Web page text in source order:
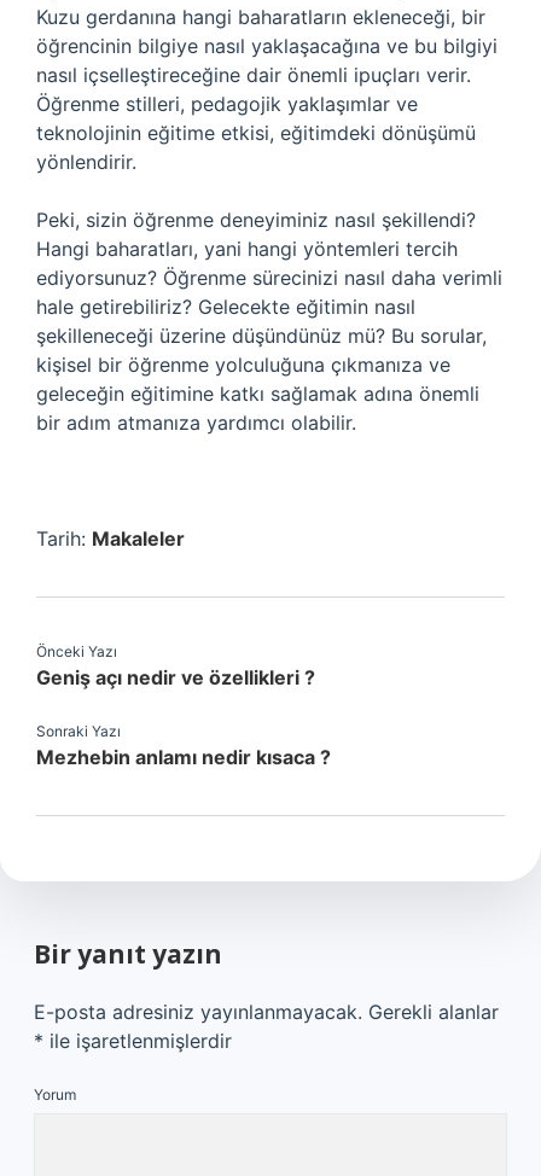
Kuzu gerdanına hangi baharatların ekleneceği, bir
öğrencinin bilgiye nasıl yaklaşacağına ve bu bilgiyi
nasıl içselleştireceğine dair önemli ipuçları verir.
Öğrenme stilleri, pedagojik yaklaşımlar ve
teknolojinin eğitime etkisi, eğitimdeki dönüşümü
yönlendirir.
Peki, sizin öğrenme deneyiminiz nasıl şekillendi?
Hangi baharatları, yani hangi yöntemleri tercih
ediyorsunuz? Öğrenme sürecinizi nasıl daha verimli
hale getirebiliriz? Gelecekte eğitimin nasıl
şekilleneceği üzerine düşündünüz mü? Bu sorular,
kişisel bir öğrenme yolculuğuna çıkmanıza ve
geleceğin eğitimine katkı sağlamak adına önemli
bir adım atmanıza yardımcı olabilir.
Tarih: Makaleler
Önceki Yazı
Geniş açı nedir ve özellikleri ?
Sonraki Yazı
Mezhebin anlamı nedir kısaca ?
Bir yanıt yazın
E-posta adresiniz yayınlanmayacak. Gerekli alanlar
* ile işaretlenmişlerdir
Yorum